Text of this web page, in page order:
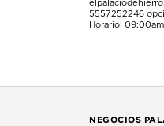
5557252246
Horario:
NEGOCIOS